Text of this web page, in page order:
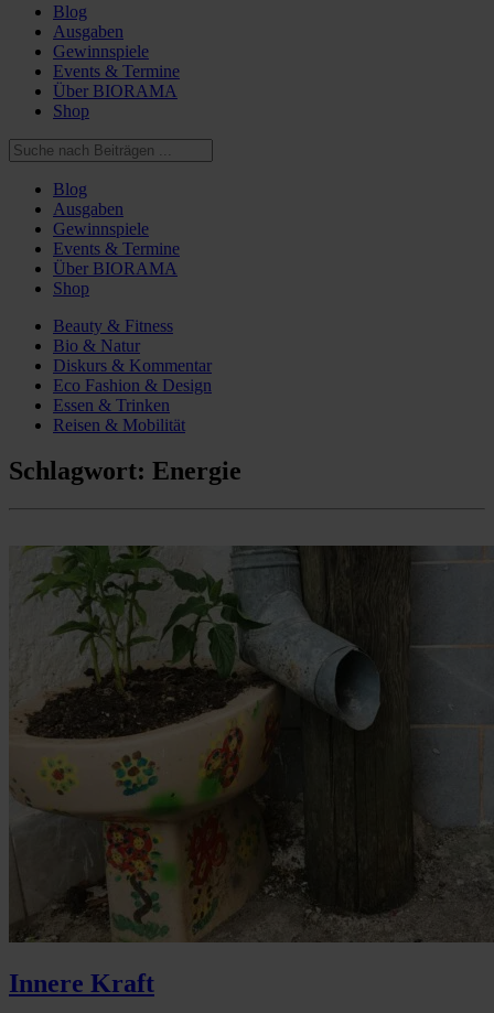
Blog
Ausgaben
Gewinnspiele
Events & Termine
Über BIORAMA
Shop
Blog
Ausgaben
Gewinnspiele
Events & Termine
Über BIORAMA
Shop
Beauty & Fitness
Bio & Natur
Diskurs & Kommentar
Eco Fashion & Design
Essen & Trinken
Reisen & Mobilität
Schlagwort: Energie
Innere Kraft